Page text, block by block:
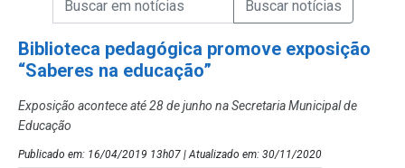
Biblioteca pedagógica promove exposição
“Saberes na educação”
Exposição acontece até 28 de junho na Secretaria Municipal de
Educação
Publicado em: 16/04/2019 13h07 | Atualizado em: 30/11/2020